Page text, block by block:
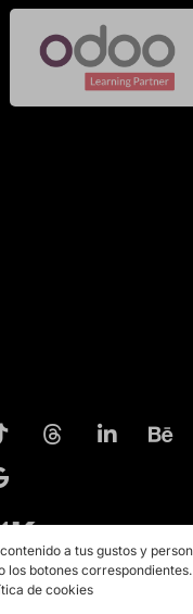
MARKETING
a tus gustos y
botones
de cookies